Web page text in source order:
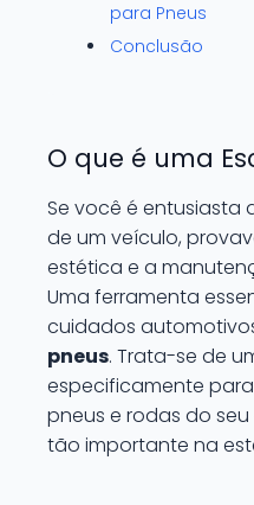
para Pneus
Conclusão
O que é uma
Se você é entusiasta
de um veículo,
estética e a
Uma ferramenta
cuidados
pneus. Trata-se de
especificamente
pneus e rodas do
tão importante na